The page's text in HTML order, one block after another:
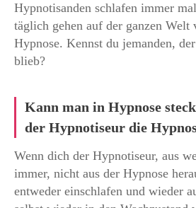
Hypnotisanden schlafen immer
täglich gehen auf der ganzen Welt
Hypnose. Kennst du jemanden,
blieb?
Kann man in Hypnose
der Hypnotiseur die
Wenn dich der Hypnotiseur, aus
immer, nicht aus der Hypnose
entweder einschlafen und wieder